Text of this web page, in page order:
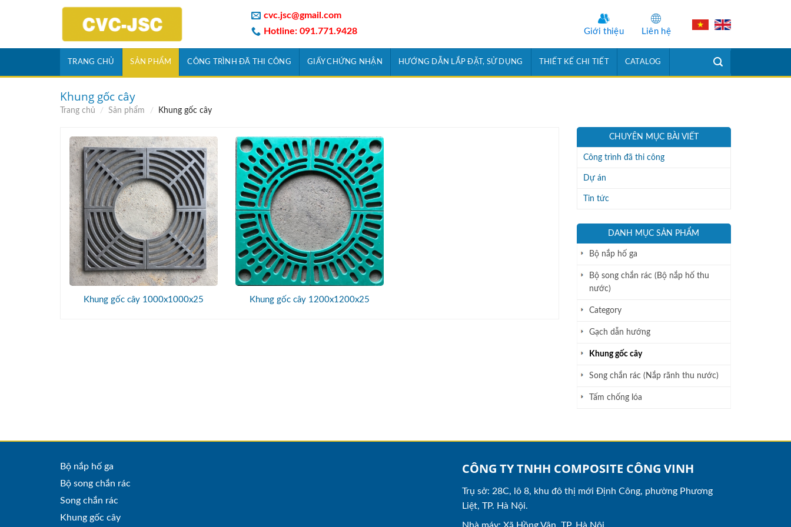
cvc.jsc@gmail.com
Hotline: 091.771.9428
Giới thiệu Liên hệ
TRANG CHỦ SẢN PHẨM CÔNG TRÌNH ĐÃ THI CÔNG GIẤY CHỨNG NHẬN HƯỚNG DẪN LẮP ĐẶT, SỬ DỤNG THIẾT KẾ CHI TIẾT CATALOG
Khung gốc cây
Trang chủ / Sản phẩm / Khung gốc cây
Khung gốc cây 1000x1000x25 Khung gốc cây 1200x1200x25
CHUYÊN MỤC BÀI VIẾT
Công trình đã thi công
Dự án
Tin tức
DANH MỤC SẢN PHẨM
Bộ nắp hố ga
Bộ song chắn rác (Bộ nắp hố thu
nước)
Category
Gạch dẫn hướng
Khung gốc cây
Song chắn rác (Nắp rãnh thu nước)
Tấm chống lóa
Bộ nắp hố ga
Bộ song chắn rác
Song chắn rác
Khung gốc cây
CÔNG TY TNHH COMPOSITE CÔNG VINH
Trụ sở: 28C, lô 8, khu đô thị mới Định Công, phường Phương
Liệt, TP. Hà Nội.